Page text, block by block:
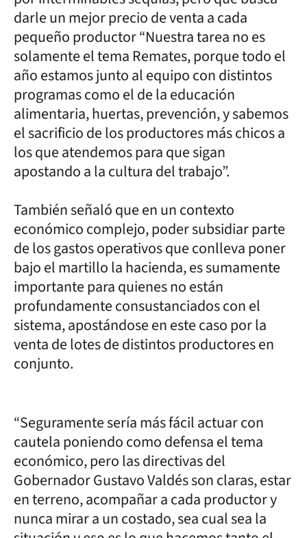
darle un mejor precio de venta a cada
pequeño productor “Nuestra tarea no es
solamente el tema Remates, porque todo el
año estamos junto al equipo con distintos
programas como el de la educación
alimentaria, huertas, prevención, y sabemos
el sacrificio de los productores más chicos a
los que atendemos para que sigan
apostando a la cultura del trabajo”.
También señaló que en un contexto
económico complejo, poder subsidiar parte
de los gastos operativos que conlleva poner
bajo el martillo la hacienda, es sumamente
importante para quienes no están
profundamente consustanciados con el
sistema, apostándose en este caso por la
venta de lotes de distintos productores en
conjunto.
“Seguramente sería más fácil actuar con
cautela poniendo como defensa el tema
económico, pero las directivas del
Gobernador Gustavo Valdés son claras, estar
en terreno, acompañar a cada productor y
nunca mirar a un costado, sea cual sea la